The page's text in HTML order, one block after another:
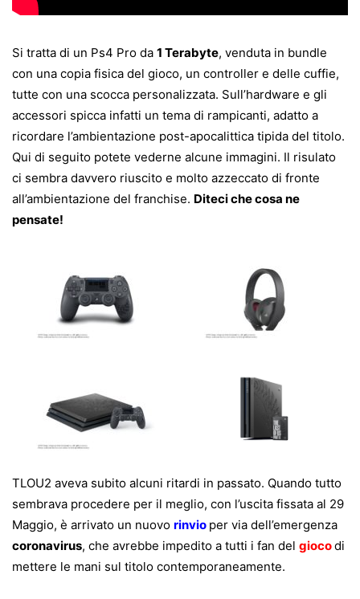
Si tratta di un Ps4 Pro da 1 Terabyte, venduta in bundle
con una copia fisica del gioco, un controller e delle cuffie,
tutte con una scocca personalizzata. Sull’hardware e gli
accessori spicca infatti un tema di rampicanti, adatto a
ricordare l’ambientazione post-apocalittica tipida del titolo.
Qui di seguito potete vederne alcune immagini. Il risulato
ci sembra davvero riuscito e molto azzeccato di fronte
all’ambientazione del franchise. Diteci che cosa ne
pensate!
TLOU2 aveva subito alcuni ritardi in passato. Quando tutto
sembrava procedere per il meglio, con l’uscita fissata al 29
Maggio, è arrivato un nuovo rinvio per via dell’emergenza
coronavirus, che avrebbe impedito a tutti i fan del giocodi
mettere le mani sul titolo contemporaneamente.